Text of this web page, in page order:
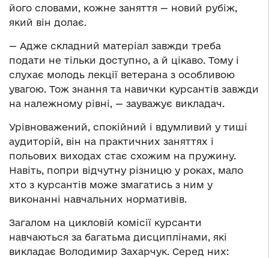
його словами, кожне заняття — новий рубіж,
який він долає.
— Адже складний матеріал завжди треба
подати не тільки доступно, а й цікаво. Тому і
слухає молодь лекції ветерана з особливою
увагою. Тож знання та навички курсантів завжди
на належному рівні, — зауважує викладач.
Урівноважений, спокійний і вдумливий у тиші
аудиторій, він на практичних заняттях і
польових виходах стає схожим на пружину.
Навіть, попри відчутну різницю у роках, мало
хто з курсантів може змагатись з ним у
виконанні навчальних нормативів.
Загалом на цикловій комісії курсанти
навчаються за багатьма дисциплінами, які
викладає Володимир Захарчук. Серед них: